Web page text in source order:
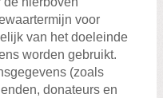
voor
van het doeleinde
worden gebruikt.
(zoals
donateurs en